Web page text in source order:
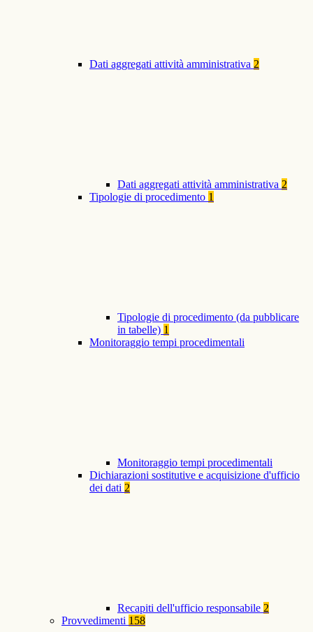
Dati aggregati attività amministrativa 2
Dati aggregati attività amministrativa 2
Tipologie di procedimento 1
Tipologie di procedimento (da pubblicare
in tabelle) 1
Monitoraggio tempi procedimentali
Monitoraggio tempi procedimentali
Dichiarazioni sostitutive e acquisizione d'ufficio
dei dati 2
Recapiti dell'ufficio responsabile 2
Provvedimenti 158